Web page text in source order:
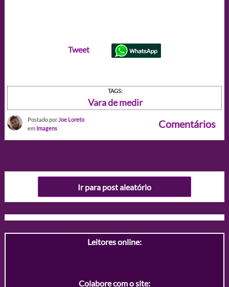
Tweet
TAGS:
Vara de medir
Postado por Joe Loreto
em Imagens Comentários
Ir para post aleatório
Leitores online:
Colabore com o site: